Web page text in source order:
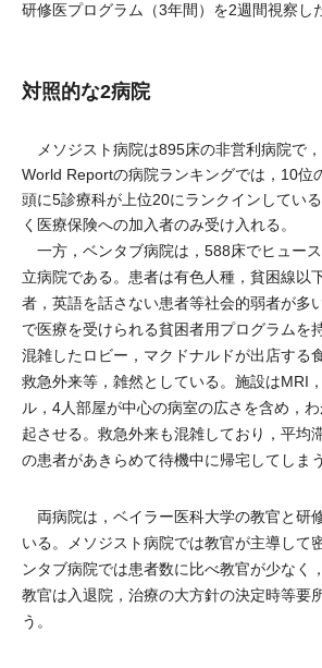
研修医プログラム（3年間）を2週間視察し
対照的な2病院
メソジスト病院は895床の非営利病院で
World Reportの病院ランキングでは，10位
頭に5診療科が上位20にランクインしてい
く医療保険への加入者のみ受け入れる。
一方，ベンタブ病院は，588床でヒュー
立病院である。患者は有色人種，貧困線以
者，英語を話さない患者等社会的弱者が多
で医療を受けられる貧困者用プログラムを
混雑したロビー，マクドナルドが出店する
救急外来等，雑然としている。施設はMRI
ル，4人部屋が中心の病室の広さを含め，
起させる。救急外来も混雑しており，平均
の患者があきらめて待機中に帰宅してしまう
両病院は，ベイラー医科大学の教官と研
いる。メソジスト病院では教官が主導して
ンタブ病院では患者数に比べ教官が少なく
教官は入退院，治療の大方針の決定時等要
う。